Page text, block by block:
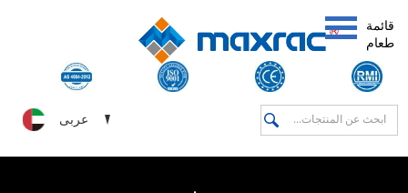
قائمة
طعام
عربى